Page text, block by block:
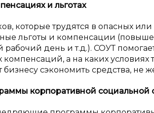
и льготах
которые трудятся в опасных
льготы и компенсации
день и т.д.). СОУТ
компенсаций, а на каких
бизнесу сэкономить средства, не
корпоративной социальной